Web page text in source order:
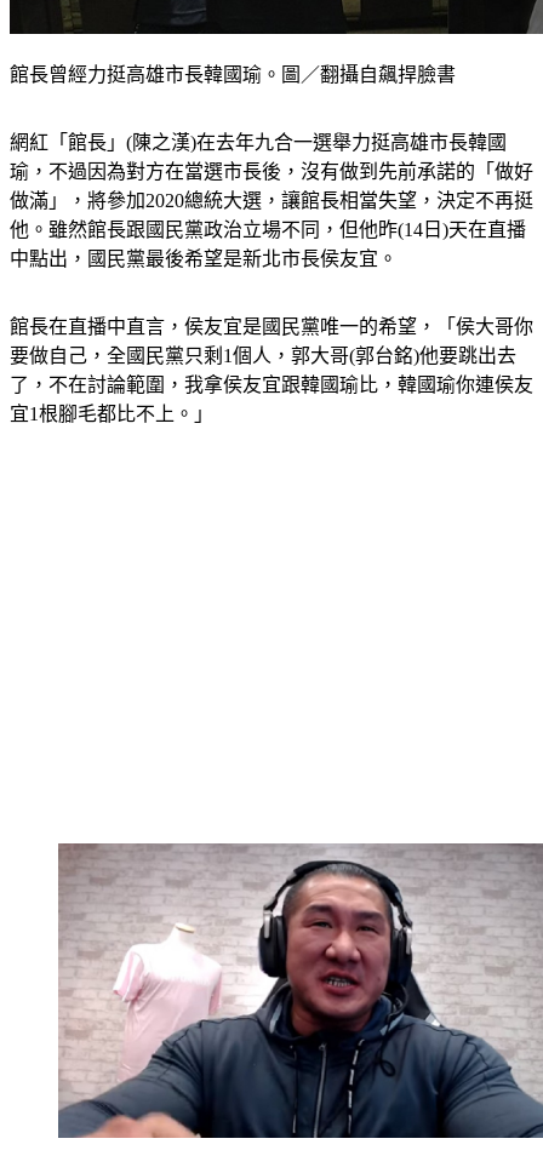
館長曾經力挺高雄市長韓國瑜。圖／翻攝自飆捍臉書
網紅「館長」(陳之漢)在去年九合一選舉力挺高雄市長韓國
瑜，不過因為對方在當選市長後，沒有做到先前承諾的「做好
做滿」，將參加2020總統大選，讓館長相當失望，決定不再挺
他。雖然館長跟國民黨政治立場不同，但他昨(14日)天在直播
中點出，國民黨最後希望是新北市長侯友宜。
館長在直播中直言，侯友宜是國民黨唯一的希望，「侯大哥你
要做自己，全國民黨只剩1個人，郭大哥(郭台銘)他要跳出去
了，不在討論範圍，我拿侯友宜跟韓國瑜比，韓國瑜你連侯友
宜1根腳毛都比不上。」